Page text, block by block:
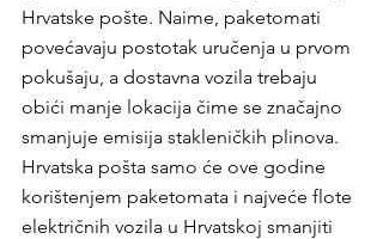
Hrvatske pošte. Naime, paketomati
povećavaju postotak uručenja u prvom
pokušaju, a dostavna vozila trebaju
obići manje lokacija čime se značajno
smanjuje emisija stakleničkih plinova.
Hrvatska pošta samo će ove godine
korištenjem paketomata i najveće flote
električnih vozila u Hrvatskoj smanjiti